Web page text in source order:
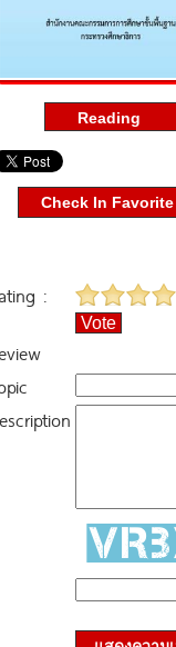
Check In Favorite
:
Vote